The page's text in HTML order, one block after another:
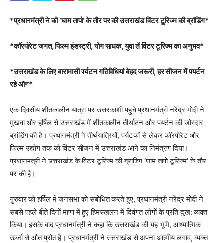
*प्रधानमंत्री ने की ‘घाम तापो’ के तौर पर की उत्तराखंड विंटर टूरिज्म की ब्रांडिंग*
*कॉरपोरेट जगत, फिल्म इंडस्ट्री, योग साधक, युवा लें विंटर टूरिज्म का अनुभव*
*उत्तराखंड के लिए बारामासी पर्यटन गतिविधियां बेहद जरूरी, हर सीजन में पयर्टन
रहे ऑन*
एक दिवसीय शीतकालीन यात्रा पर उत्तरकाशी पहुंचे प्रधानमंत्री नरेंद्र मोदी ने
मुखवा और हर्षिल से उत्तराखंड में शीतकालीन तीर्थाटन और पयर्टन की जोरदार
ब्रांडिंग की है। प्रधानमंत्री ने तीर्थयात्रियों, पर्यटकों से लेकर कॉरपोरेट और
फिल्म उद्योग तक को विंटर सीजन में उत्तराखंड आने का निमंत्रण दिया।
प्रधानमंत्री ने उत्तराखंड के विंटर टूरिज्म की ब्रांडिंग ‘घाम तापो टूरिज्म’ के तौर
पर की है।
गुरुवार को हर्षिल में जनसभा को संबोधित करते हुए, प्रधानमंत्री नरेंद्र मोदी ने
सबसे पहले बीते दिनों माणा में हुए हिमस्खलन में दिवंगत लोगों के प्रति दुख: व्यक्त
किया। इसके बाद प्रधानमंत्री ने कहा कि उत्तराखंड की यह भूमि, आध्यात्मिक
ऊर्जा से औत प्रोत है। प्रधानमंत्री ने उत्तराखंड से अपना आत्मीय लगाव, व्यक्त